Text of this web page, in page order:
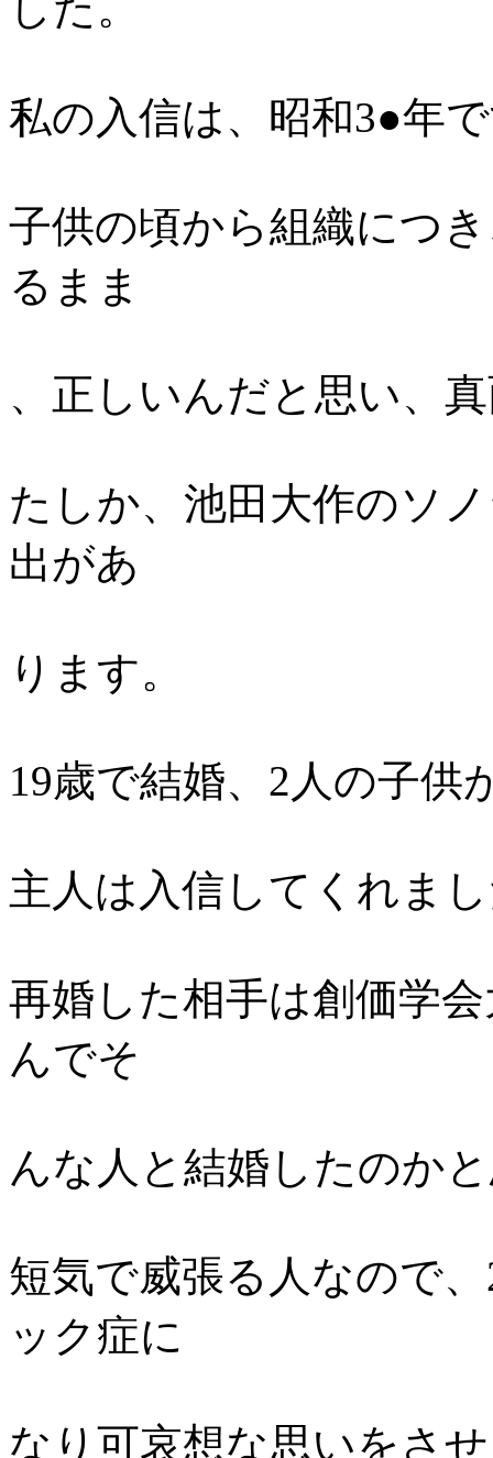
私の入信は、昭和3●年
子供の頃から組織につ
るまま
、正しいんだと思い、
たしか、池田大作のソ
出があ
ります。
19歳で結婚、2人の子供
主人は入信してくれま
再婚した相手は創価学
んでそ
んな人と結婚したのか
短気で威張る人なので
ック症に
なり可哀想な思いをさ